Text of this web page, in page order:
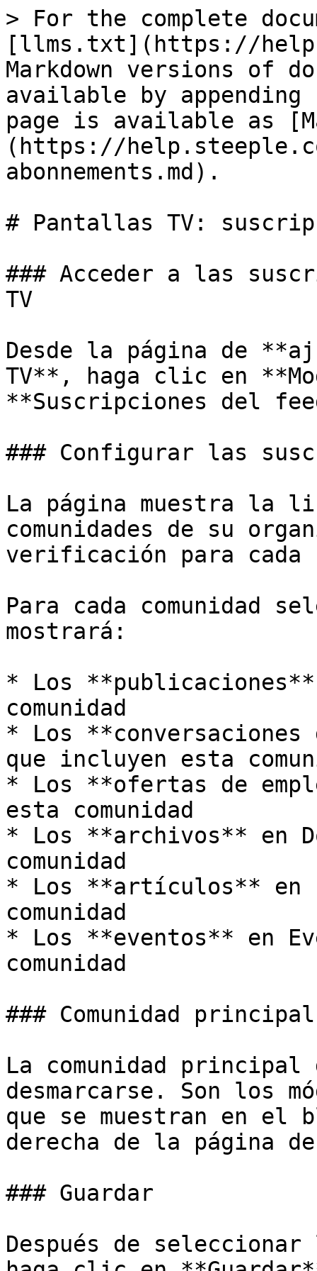
> For the complete
[llms.txt](https://
Markdown versions of
available by
page is available as
(https://
abonnements.md).
# Pantallas TV:
### Acceder a las
TV
Desde la página de
TV**, haga clic en
**Suscripciones del
### Configurar las
La página muestra la
comunidades de su
verificación para cada
Para cada comunidad
mostrará:
* Los
comunidad
* Los **conversaciones
que incluyen esta
* Los **ofertas de
esta comunidad
* Los **archivos** en
comunidad
* Los **artículos** en
comunidad
* Los **eventos** en
comunidad
### Comunidad principal
La comunidad
desmarcarse. Son los
que se muestran en el
derecha de la página
### Guardar
Después de seleccionar